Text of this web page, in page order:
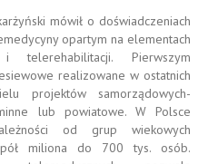
mówił o doświadczeniach
opartym na elementach
telerehabilitacji. Pierwszym
realizowane w ostatnich
projektów samorządowych-
lub powiatowe. W Polsce
od grup wiekowych
miliona do 700 tys. osób.